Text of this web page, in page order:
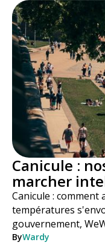
Canicule :
marcher
Canicule : comment
températures
gouvernement,
en toute sécurité
ByWardy